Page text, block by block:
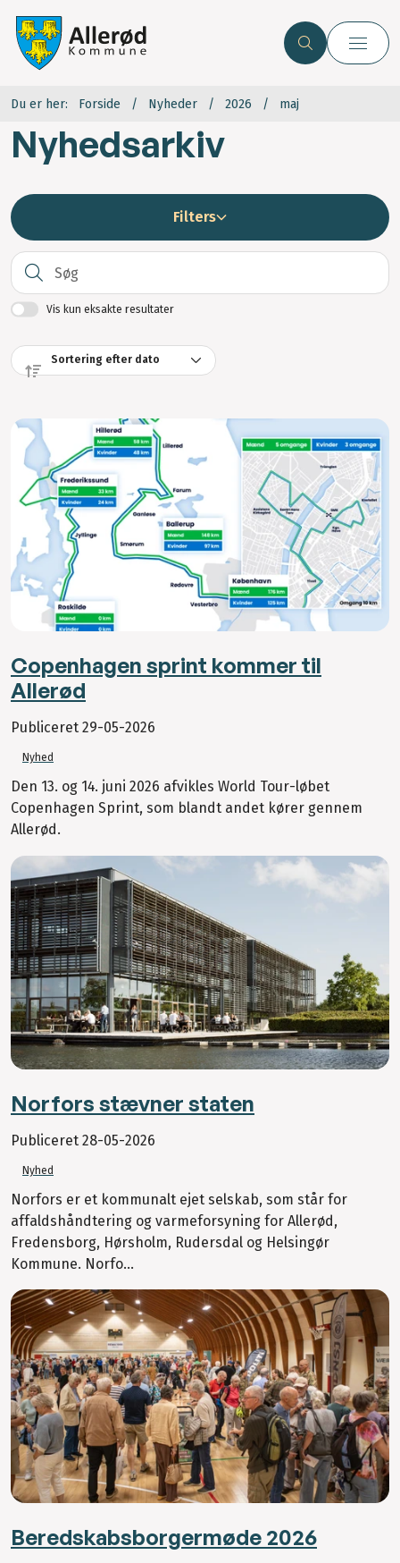
Du er her: Forside Nyheder 2026 maj
Nyhedsarkiv
Filters
Vis kun eksakte resultater
Copenhagen sprint kommer til
Allerød
Publiceret 29-05-2026
Nyhed
Den 13. og 14. juni 2026 afvikles World Tour-løbet
Copenhagen Sprint, som blandt andet kører gennem
Allerød.
Norfors stævner staten
Publiceret 28-05-2026
Nyhed
Norfors er et kommunalt ejet selskab, som står for
affaldshåndtering og varmeforsyning for Allerød,
Fredensborg, Hørsholm, Rudersdal og Helsingør
Kommune. Norfo...
Beredskabsborgermøde 2026